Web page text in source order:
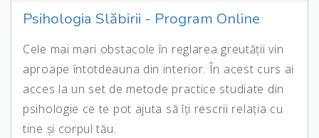
Psihologia Slăbirii - Program Online
Cele mai mari obstacole în reglarea greutății vin
aproape întotdeauna din interior. În acest curs ai
acces la un set de metode practice studiate din
psihologie ce te pot ajuta să îți rescrii relația cu
tine și corpul tău.